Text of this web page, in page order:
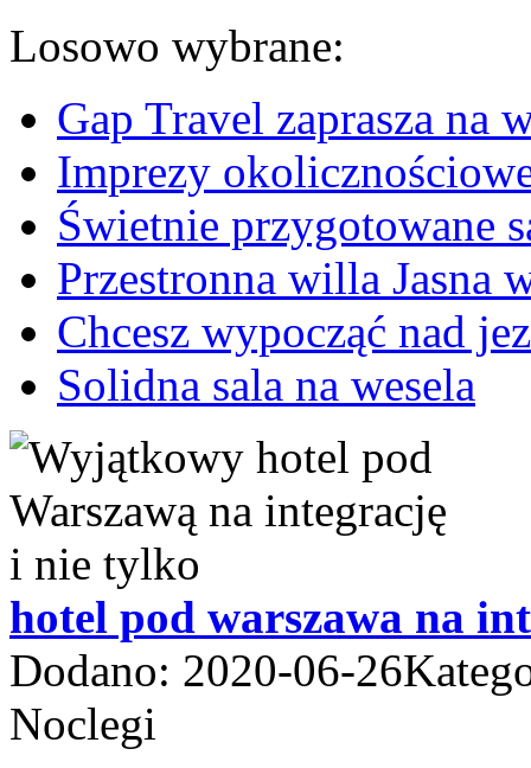
Losowo wybrane:
Gap Travel zaprasza na
Imprezy
Świetnie przygotowane
Przestronna willa Jasna
Chcesz wypocząć nad
Solidna sala na wesela
hotel pod warszawa na
Dodano: 2020-06-26
Noclegi